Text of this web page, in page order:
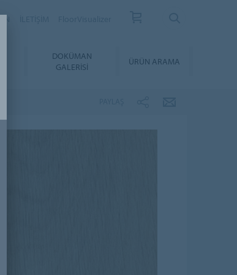
DOKÜMAN
GALERISI
ÜRÜN ARAMA